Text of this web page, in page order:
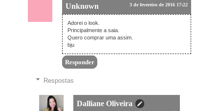
Unknown 3 de fevereiro de 2016 17:22
Adorei o look.
Principalmente a saia.
Quero comprar uma assim.
bju
Responder
Respostas
Dalliane Oliveira